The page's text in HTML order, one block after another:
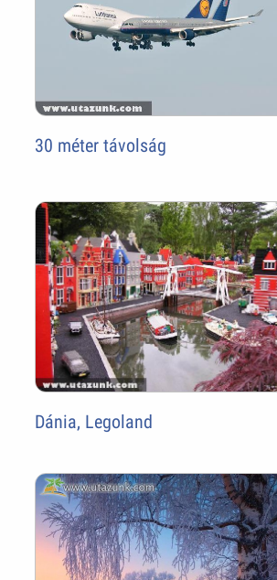
30 méter távolság
Dánia, Legoland